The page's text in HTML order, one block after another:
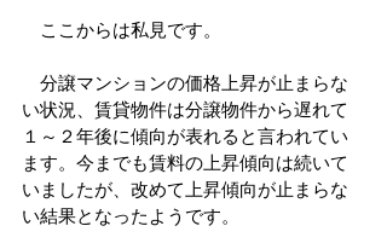
ここからは私見です。
分譲マンションの価格上昇が止まらな
い状況、賃貸物件は分譲物件から遅れて
１～２年後に傾向が表れると言われてい
ます。今までも賃料の上昇傾向は続いて
いましたが、改めて上昇傾向が止まらな
い結果となったようです。